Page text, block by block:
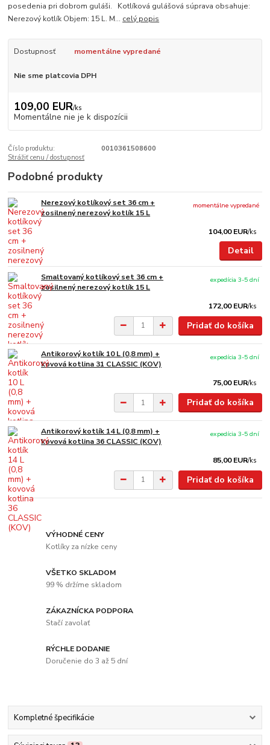
posedenia pri dobrom guláši. Kotlíková gulášová súprava obsahuje:
Nerezový kotlík Objem: 15 L. M... celý popis
Dostupnosť momentálne vypredané
Nie sme platcovia DPH
109,00 EUR/ks
Momentálne nie je k dispozícii
Číslo produktu:
0010361508600
Strážiť cenu / dostupnosť
Podobné produkty
Nerezový kotlíkový set 36 cm +
zosilnený nerezový kotlík 15 L
104,00 EUR/ks
momentálne vypredané
Detail
Smaltovaný kotlíkový set 36 cm +
zosilnený nerezový kotlík 15 L
172,00 EUR/ks
expedícia 3-5 dní
Pridať do košíka
Antikorový kotlík 10 L (0,8 mm) +
kovová kotlina 31 CLASSIC (KOV)
75,00 EUR/ks
expedícia 3-5 dní
Pridať do košíka
Antikorový kotlík 14 L (0,8 mm) +
kovová kotlina 36 CLASSIC (KOV)
85,00 EUR/ks
expedícia 3-5 dní
Pridať do košíka
VÝHODNÉ CENY
Kotlíky za nízke ceny
VŠETKO SKLADOM
99 % držíme skladom
ZÁKAZNÍCKA PODPORA
Stačí zavolať
RÝCHLE DODANIE
Doručenie do 3 až 5 dní
Kompletné špecifikácie